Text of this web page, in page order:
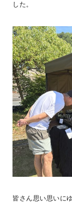
した。
皆さん思い思いに